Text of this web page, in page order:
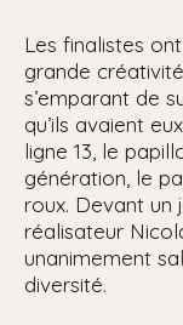
Les finalistes
grande
s’emparant de
qu’ils avaient
ligne 13, le
génération, le
roux. Devant un
réalisateur
unanimement
diversité.